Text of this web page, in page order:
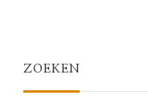
ZOEKEN